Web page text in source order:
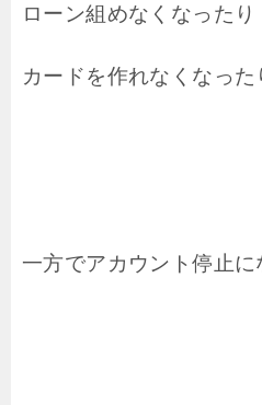
ローン組めなくなったり
カードを作れなくなった
一方でアカウント停止に